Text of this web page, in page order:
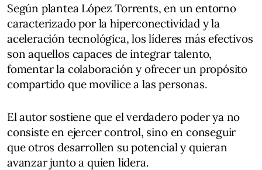
Según plantea López Torrents, en un entorno
caracterizado por la hiperconectividad y la
aceleración tecnológica, los líderes más efectivos
son aquellos capaces de integrar talento,
fomentar la colaboración y ofrecer un propósito
compartido que movilice a las personas.
El autor sostiene que el verdadero poder ya no
consiste en ejercer control, sino en conseguir
que otros desarrollen su potencial y quieran
avanzar junto a quien lidera.